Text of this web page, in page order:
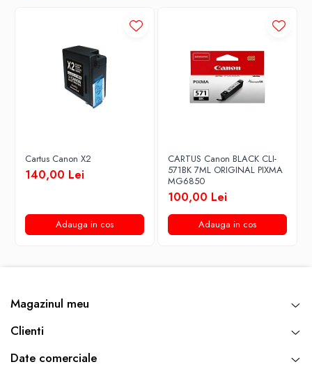
Cartus Canon X2
140,00 Lei
Adauga in cos
CARTUS Canon BLACK CLI-
571BK 7ML ORIGINAL PIXMA
MG6850
100,00 Lei
Adauga in cos
Magazinul meu
Clienti
Date comerciale